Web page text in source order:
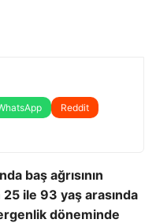
Reddit
baş ağrısının
25 ile 93 yaş arasında
döneminde